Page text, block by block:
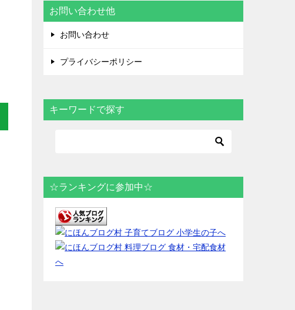
お問い合わせ他
お問い合わせ
プライバシーポリシー
キーワードで探す
☆ランキングに参加中☆